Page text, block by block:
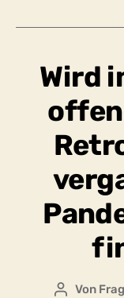
Wird
Von